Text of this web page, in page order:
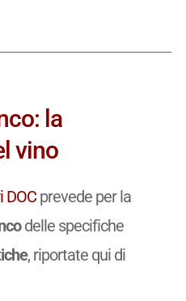
la
vino
DOCprevede per la
delle specifiche
, riportate qui di